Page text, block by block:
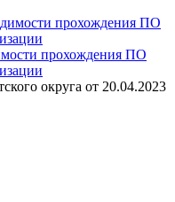
прохождения ПО
округа от 20.04.2023